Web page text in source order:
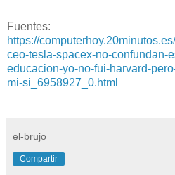
Fuentes:
https://
ceo-tesla-spacex-no-confundan-
educacion-yo-no-fui-harvard-
mi-si_6958927_0.html
el-brujo
Compartir